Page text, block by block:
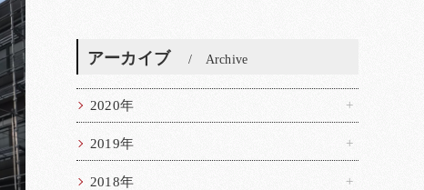
アーカイブ Archive
2020年
2019年
2018年